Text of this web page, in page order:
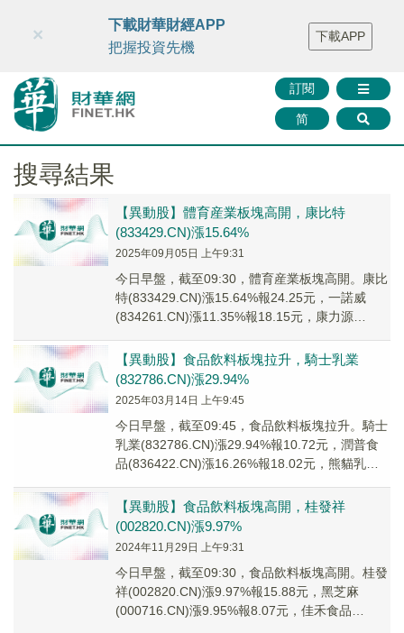
財華智庫網 FINTV FINMETA 財華證券 媒體矩陣
智庫沙龍
聯絡我們
訂閱
简
×
下載財華財經APP
把握投資先機
下載APP
搜尋結果
【異動股】體育産業板塊高開，康比特
(833429.CN)漲15.64%
2025年09月05日 上午9:31
今日早盤，截至09:30，體育産業板塊高開。康比
特(833429.CN)漲15.64%報24.25元，一諾威
(834261.CN)漲11.35%報18.15元，康力源
【異動股】食品飲料板塊拉升，騎士乳業
(832786.CN)漲29.94%
2025年03月14日 上午9:45
今日早盤，截至09:45，食品飲料板塊拉升。騎士
乳業(832786.CN)漲29.94%報10.72元，潤普食
品(836422.CN)漲16.26%報18.02元，熊貓乳品
【異動股】食品飲料板塊高開，桂發祥
(002820.CN)漲9.97%
2024年11月29日 上午9:31
今日早盤，截至09:30，食品飲料板塊高開。桂發
祥(002820.CN)漲9.97%報15.88元，黑芝麻
(000716.CN)漲9.95%報8.07元，佳禾食品